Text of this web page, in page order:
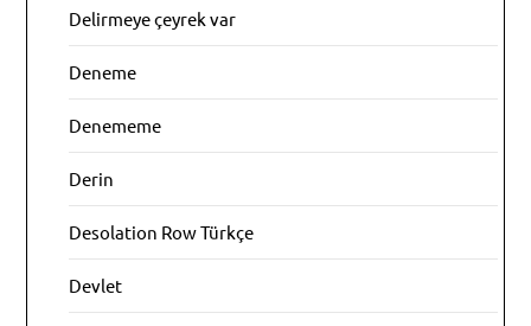
Delirmeye çeyrek var
Deneme
Denememe
Derin
Desolation Row Türkçe
Devlet